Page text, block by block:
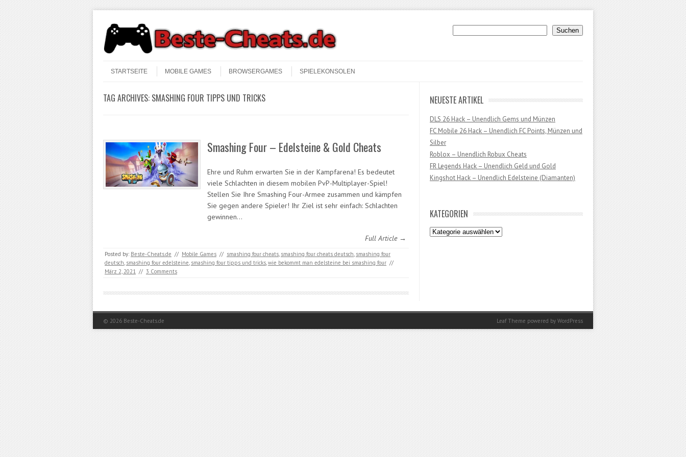
Suchen Suchen
Menu
STARTSEITE
MOBILE GAMES BROWSERGAMES SPIELEKONSOLEN
TAG ARCHIVES: SMASHING FOUR TIPPS UND TRICKS
Smashing Four – Edelsteine & Gold Cheats
Ehre und Ruhm erwarten Sie in der Kampfarena! Es bedeutet
viele Schlachten in diesem mobilen PvP-Multiplayer-Spiel!
Stellen Sie Ihre Smashing Four-Armee zusammen und kämpfen
Sie gegen andere Spieler! Ihr Ziel ist sehr einfach: Schlachten
gewinnen…
Full Article →
Posted by: Beste-Cheats.de // Mobile Games // smashing four cheats smashing four cheats deutsch smashing four
deutsch smashing four edelsteine smashing four tipps und tricks wie bekommt man edelsteine bei smashing four //
März 2, 2021 // 3 Comments
NEUESTE ARTIKEL
DLS 26 Hack – Unendlich Gems und Münzen
FC Mobile 26 Hack – Unendlich FC Points, Münzen und
Silber
Roblox – Unendlich Robux Cheats
FR Legends Hack – Unendlich Geld und Gold
Kingshot Hack – Unendlich Edelsteine (Diamanten)
KATEGORIEN
Kategorien
© 2026 Beste-Cheats.de Leaf Theme powered by WordPress